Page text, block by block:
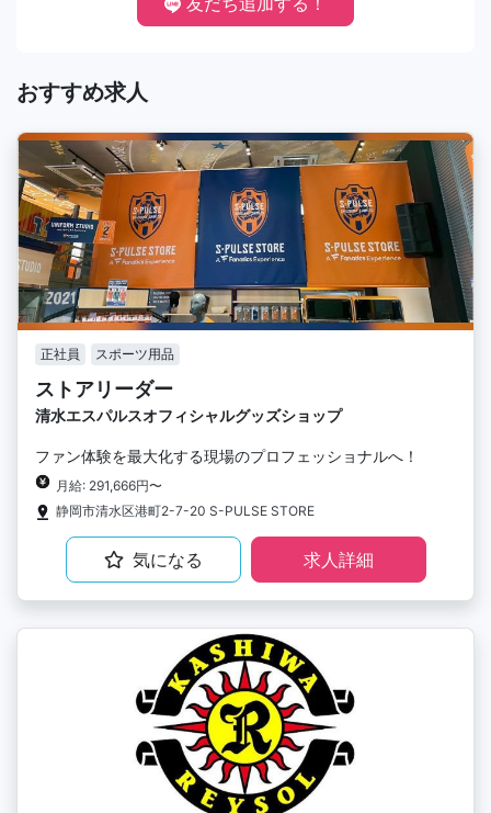
おすすめ求人
正社員 スポーツ用品
ストアリーダー
清水エスパルスオフィシャルグッズショップ
ファン体験を最大化する現場のプロフェッショナルへ！
月給: 291,666円〜
静岡市清水区港町2-7-20 S-PULSE STORE
気になる 求人詳細